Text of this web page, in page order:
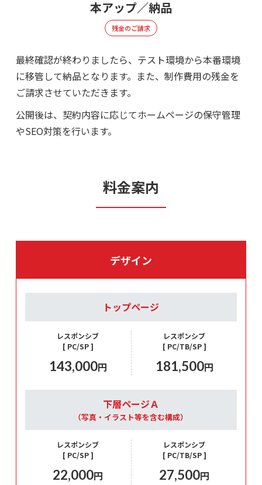
本アップ／納品
残金のご請求
最終確認が終わりましたら、テスト環境から本番環境
に移管して納品となります。 また、制作費用の残金を
ご請求させていただきます。
公開後は、契約内容に応じてホームページの保守管理
やSEO対策を行います。
料金案内
デザイン
トップページ
レスポンシブ
[ PC/SP ]
143,000円
レスポンシブ
[ PC/TB/SP ]
181,500円
下層ページＡ
（写真・イラスト等を含む構成）
レスポンシブ
[ PC/SP ]
22,000円
レスポンシブ
[ PC/TB/SP ]
27,500円